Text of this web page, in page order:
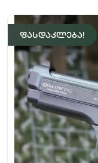
ფასდაკლება!